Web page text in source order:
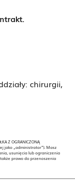
chirurgii,
Z OGRANICZONĄ
jako „administrator”). Masz
usunięcia lub ograniczenia
prawo do przenoszenia